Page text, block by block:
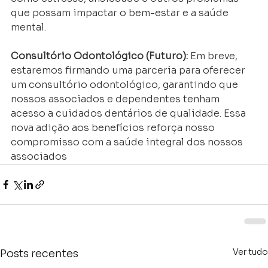
que possam impactar o bem-estar e a saúde
mental.
Consultório Odontológico (Futuro): Em breve,
estaremos firmando uma parceria para oferecer
um consultório odontológico, garantindo que
nossos associados e dependentes tenham
acesso a cuidados dentários de qualidade. Essa
nova adição aos benefícios reforça nosso
compromisso com a saúde integral dos nossos
associados
Posts recentes Ver tudo